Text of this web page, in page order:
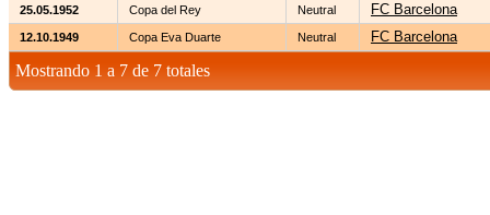
25.05.1952 Copa del Rey Neutral FC Barcelona
12.10.1949 Copa Eva Duarte Neutral FC Barcelona
Mostrando 1 a 7 de 7 totales